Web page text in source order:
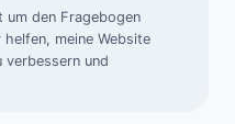
um den Fragebogen
meine Website
verbessern und